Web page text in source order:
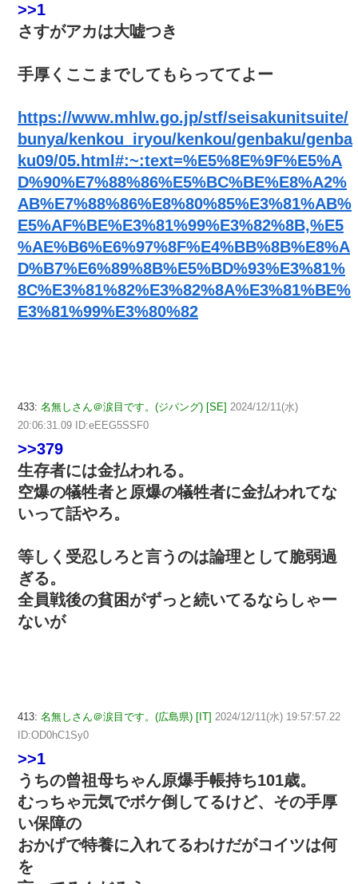
>>1
さすがアカは大嘘つき
手厚くここまでしてもらっててよー
https://www.mhlw.go.jp/stf/seisakunitsuite/
bunya/kenkou_iryou/kenkou/genbaku/genba
ku09/05.html#:~:text=%E5%8E%9F%E5%A
D%90%E7%88%86%E5%BC%BE%E8%A2%
AB%E7%88%86%E8%80%85%E3%81%AB%
E5%AF%BE%E3%81%99%E3%82%8B,%E5
%AE%B6%E6%97%8F%E4%BB%8B%E8%A
D%B7%E6%89%8B%E5%BD%93%E3%81%
8C%E3%81%82%E3%82%8A%E3%81%BE%
E3%81%99%E3%80%82
433: 名無しさん＠涙目です。(ジパング) [SE] 2024/12/11(水)
20:06:31.09 ID:eEEG5SSF0
>>379
生存者には金払われる。
空爆の犠牲者と原爆の犠牲者に金払われてな
いって話やろ。
等しく受忍しろと言うのは論理として脆弱過
ぎる。
全員戦後の貧困がずっと続いてるならしゃー
ないが
413: 名無しさん＠涙目です。(広島県) [IT] 2024/12/11(水) 19:57:57.22
ID:OD0hC1Sy0
>>1
うちの曾祖母ちゃん原爆手帳持ち101歳。
むっちゃ元気でボケ倒してるけど、その手厚
い保障の
おかげで特養に入れてるわけだがコイツは何
を